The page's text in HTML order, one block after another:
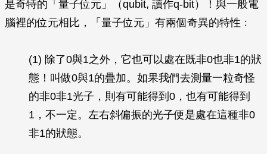
是奇特的「量子位元」（qubit, 讀作q-bit）！與一般電
腦裡的位元相比，「量子位元」有兩個奇異的特性﹕
(1) 除了0與1之外，它也可以處在既非0也非1的狀
態！叫做0與1的疊加。如果我們去測量一粒奇怪
的非0非1光子，則有可能得到0，也有可能得到
1，不一定。左右斜偏振的光子便是處在這種非0
非1的狀態。